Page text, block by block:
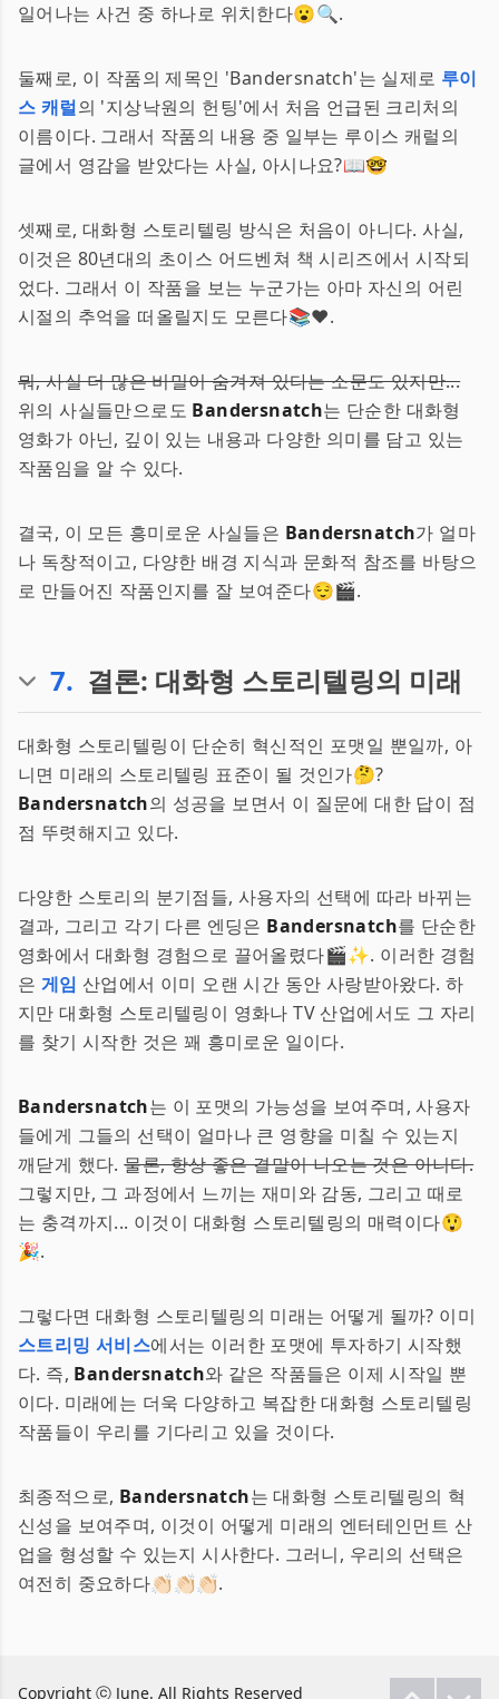
일어나는 사건 중 하나로 위치한다😮🔍.
둘째로, 이 작품의 제목인 'Bandersnatch'는 실제로 루이
스 캐럴의 '지상낙원의 헌팅'에서 처음 언급된 크리처의
이름이다. 그래서 작품의 내용 중 일부는 루이스 캐럴의
글에서 영감을 받았다는 사실, 아시나요?📖🤓
셋째로, 대화형 스토리텔링 방식은 처음이 아니다. 사실,
이것은 80년대의 초이스 어드벤쳐 책 시리즈에서 시작되
었다. 그래서 이 작품을 보는 누군가는 아마 자신의 어린
시절의 추억을 떠올릴지도 모른다📚❤️.
뭐, 사실 더 많은 비밀이 숨겨져 있다는 소문도 있지만...
위의 사실들만으로도 Bandersnatch는 단순한 대화형
영화가 아닌, 깊이 있는 내용과 다양한 의미를 담고 있는
작품임을 알 수 있다.
결국, 이 모든 흥미로운 사실들은 Bandersnatch가 얼마
나 독창적이고, 다양한 배경 지식과 문화적 참조를 바탕으
로 만들어진 작품인지를 잘 보여준다😌🎬.
7. 결론: 대화형 스토리텔링의 미래
대화형 스토리텔링이 단순히 혁신적인 포맷일 뿐일까, 아
니면 미래의 스토리텔링 표준이 될 것인가🤔?
Bandersnatch의 성공을 보면서 이 질문에 대한 답이 점
점 뚜렷해지고 있다.
다양한 스토리의 분기점들, 사용자의 선택에 따라 바뀌는
결과, 그리고 각기 다른 엔딩은 Bandersnatch를 단순한
영화에서 대화형 경험으로 끌어올렸다🎬✨. 이러한 경험
은 게임 산업에서 이미 오랜 시간 동안 사랑받아왔다. 하
지만 대화형 스토리텔링이 영화나 TV 산업에서도 그 자리
를 찾기 시작한 것은 꽤 흥미로운 일이다.
Bandersnatch는 이 포맷의 가능성을 보여주며, 사용자
들에게 그들의 선택이 얼마나 큰 영향을 미칠 수 있는지
깨닫게 했다.물론, 항상 좋은 결말이 나오는 것은 아니다.
그렇지만, 그 과정에서 느끼는 재미와 감동, 그리고 때로
는 충격까지... 이것이 대화형 스토리텔링의 매력이다😲
🎉.
그렇다면 대화형 스토리텔링의 미래는 어떻게 될까? 이미
스트리밍 서비스에서는 이러한 포맷에 투자하기 시작했
다. 즉, Bandersnatch와 같은 작품들은 이제 시작일 뿐
이다. 미래에는 더욱 다양하고 복잡한 대화형 스토리텔링
작품들이 우리를 기다리고 있을 것이다.
최종적으로, Bandersnatch는 대화형 스토리텔링의 혁
신성을 보여주며, 이것이 어떻게 미래의 엔터테인먼트 산
업을 형성할 수 있는지 시사한다. 그러니, 우리의 선택은
여전히 중요하다👏🏻👏🏻👏🏻.
Copyright ⓒ June. All Rights Reserved